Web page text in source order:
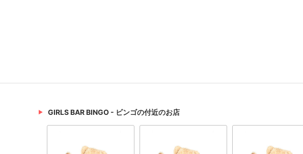
GIRLS BAR BINGO - ビンゴの付近のお店